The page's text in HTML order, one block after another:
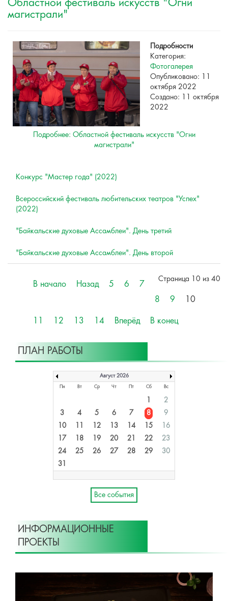
Областной фестиваль искусств "Огни
магистрали"
Подробности
Категория:
Фотогалерея
Опубликовано: 11
октября 2022
Создано: 11 октября
2022
Подробнее: Областной фестиваль искусств "Огни
магистрали"
Конкурс "Мастер года" (2022)
Всероссийский фестиваль любительских театров "Успех"
(2022)
"Байкальские духовые Ассамблеи". День третий
"Байкальские духовые Ассамблеи". День второй
Страница 10 из 40
В начало Назад 5 6
7
8
9 10
12 13 14 Вперёд В конец
ПЛАН РАБОТЫ
Август 2026
Пн Вт Ср Чт Пт Сб Вс
2
3
4 5 6 7 8
9
10
12 13 14 15
16
17
18 19 20 21 22
23
24
25 26 27 28 29
30
31
Все события
ИНФОРМАЦИОННЫЕ
ПРОЕКТЫ